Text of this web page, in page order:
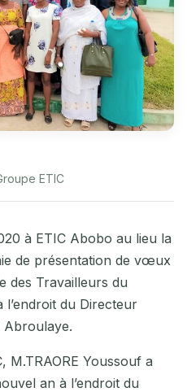
ETIC
à ETIC Abobo au lieu la
de présentation de vœux
des Travailleurs du
l’endroit du Directeur
Abroulaye.
M.TRAORE Youssouf a
an à l’endroit du